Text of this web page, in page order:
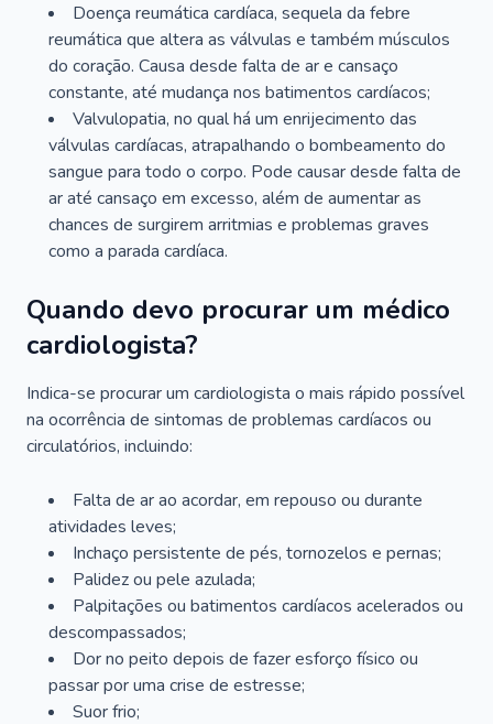
Doença reumática cardíaca, sequela da febre
reumática que altera as válvulas e também músculos
do coração. Causa desde falta de ar e cansaço
constante, até mudança nos batimentos cardíacos;
Valvulopatia, no qual há um enrijecimento das
válvulas cardíacas, atrapalhando o bombeamento do
sangue para todo o corpo. Pode causar desde falta de
ar até cansaço em excesso, além de aumentar as
chances de surgirem arritmias e problemas graves
como a parada cardíaca.
Quando devo procurar um médico
cardiologista?
Indica-se procurar um cardiologista o mais rápido possível
na ocorrência de sintomas de problemas cardíacos ou
circulatórios, incluindo:
Falta de ar ao acordar, em repouso ou durante
atividades leves;
Inchaço persistente de pés, tornozelos e pernas;
Palidez ou pele azulada;
Palpitações ou batimentos cardíacos acelerados ou
descompassados;
Dor no peito depois de fazer esforço físico ou
passar por uma crise de estresse;
Suor frio;